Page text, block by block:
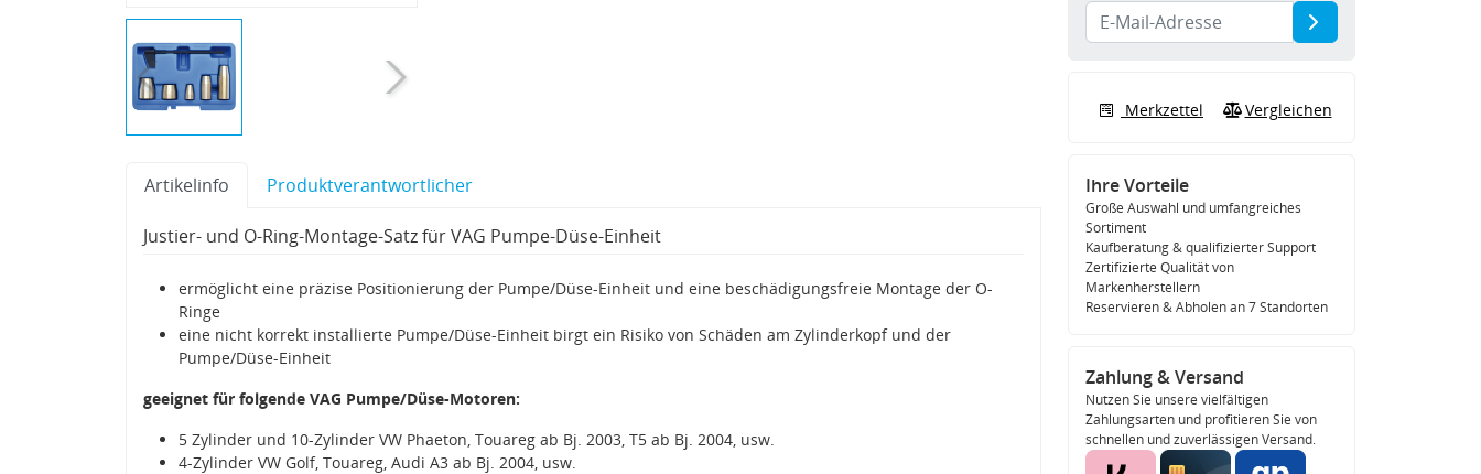
Artikelinfo Produktverantwortlicher
Justier- und O-Ring-Montage-Satz für VAG Pumpe-Düse-Einheit
ermöglicht eine präzise Positionierung der Pumpe/Düse-Einheit und eine beschädigungsfreie Montage der O-
Ringe
eine nicht korrekt installierte Pumpe/Düse-Einheit birgt ein Risiko von Schäden am Zylinderkopf und der
Pumpe/Düse-Einheit
geeignet für folgende VAG Pumpe/Düse-Motoren:
5 Zylinder und 10-Zylinder VW Phaeton, Touareg ab Bj. 2003, T5 ab Bj. 2004, usw.
4-Zylinder VW Golf, Touareg, Audi A3 ab Bj. 2004, usw.
Merkzettel Vergleichen
Ihre Vorteile
Große Auswahl und umfangreiches
Sortiment
Kaufberatung & qualifizierter Support
Zertifizierte Qualität von
Markenherstellern
Reservieren & Abholen an 7 Standorten
Zahlung & Versand
Nutzen Sie unsere vielfältigen
Zahlungsarten und profitieren Sie von
schnellen und zuverlässigen Versand.